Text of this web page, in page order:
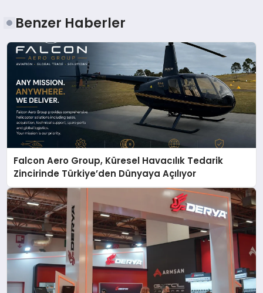
Benzer Haberler
Falcon Aero Group, Küresel Havacılık Tedarik
Zincirinde Türkiye’den Dünyaya Açılıyor